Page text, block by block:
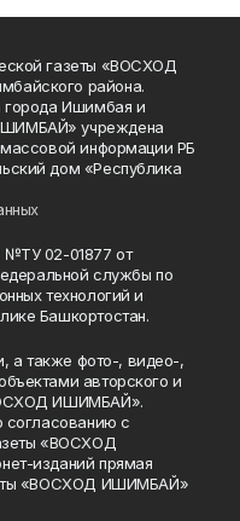
газеты «ВОСХОД
района.
города Ишимбая и
учреждена
информации РБ
дом «Республика
№ТУ 02-01877 от
службы по
технологий и
Башкортостан.
а также фото-, видео-,
авторского и
ИШИМБАЙ».
согласованию с
«ВОСХОД
изданий прямая
«ВОСХОД ИШИМБАЙ»